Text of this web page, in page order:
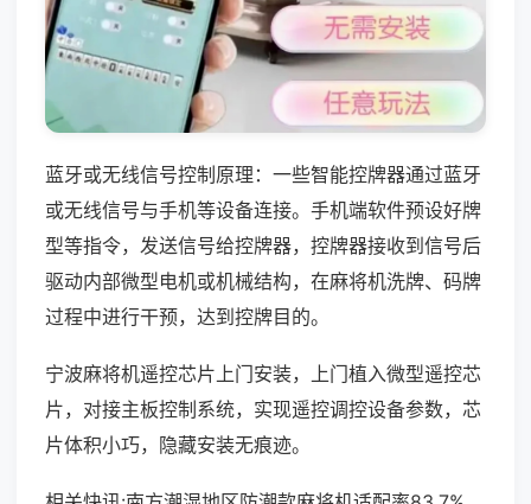
蓝牙或无线信号控制原理：一些智能控牌器通过蓝牙
或无线信号与手机等设备连接。手机端软件预设好牌
型等指令，发送信号给控牌器，控牌器接收到信号后
驱动内部微型电机或机械结构，在麻将机洗牌、码牌
过程中进行干预，达到控牌目的。
宁波麻将机遥控芯片上门安装，上门植入微型遥控芯
片，对接主板控制系统，实现遥控调控设备参数，芯
片体积小巧，隐藏安装无痕迹。